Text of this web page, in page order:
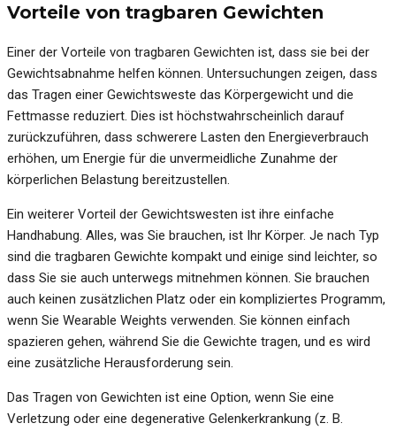
Vorteile von tragbaren Gewichten
Einer der Vorteile von tragbaren Gewichten ist, dass sie bei der
Gewichtsabnahme helfen können. Untersuchungen zeigen, dass
das Tragen einer Gewichtsweste das Körpergewicht und die
Fettmasse reduziert. Dies ist höchstwahrscheinlich darauf
zurückzuführen, dass schwerere Lasten den Energieverbrauch
erhöhen, um Energie für die unvermeidliche Zunahme der
körperlichen Belastung bereitzustellen.
Ein weiterer Vorteil der Gewichtswesten ist ihre einfache
Handhabung. Alles, was Sie brauchen, ist Ihr Körper. Je nach Typ
sind die tragbaren Gewichte kompakt und einige sind leichter, so
dass Sie sie auch unterwegs mitnehmen können. Sie brauchen
auch keinen zusätzlichen Platz oder ein kompliziertes Programm,
wenn Sie Wearable Weights verwenden. Sie können einfach
spazieren gehen, während Sie die Gewichte tragen, und es wird
eine zusätzliche Herausforderung sein.
Das Tragen von Gewichten ist eine Option, wenn Sie eine
Verletzung oder eine degenerative Gelenkerkrankung (z. B.